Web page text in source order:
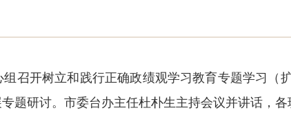
召开树立和践行正确政绩观学习教育专题学习（
题研讨。市委台办主任杜朴生主持会议并讲话，各